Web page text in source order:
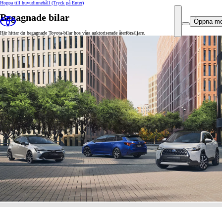
Hoppa till huvudinnehåll (Tryck på Enter)
Öppna
Begagnade bilar
Här hittar du begagnade Toyota-bilar hos våra auktoriserade återförsäljare.